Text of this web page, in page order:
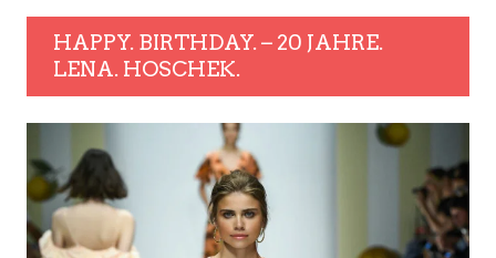
HAPPY. BIRTHDAY. – 20 JAHRE.
LENA. HOSCHEK.